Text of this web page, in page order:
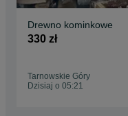
Drewno kominkowe
330 zł
Tarnowskie Góry
Dzisiaj o 05:21